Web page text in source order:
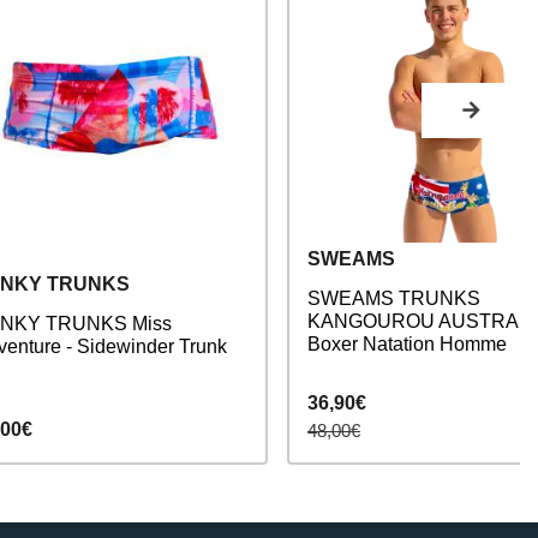
TRUNKS
TRUNKS Miss
- Sidewinder Trunk
SWEAMS
SWEAMS TRUNKS
KANGOUROU
Boxer Natation Homme
36,90€
48,00€